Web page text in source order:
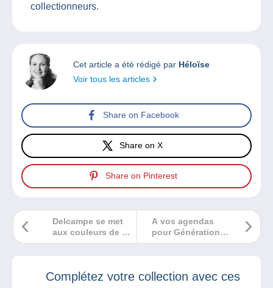
collectionneurs.
Cet article a été rédigé par Héloïse
Voir tous les articles
Share on Facebook
Share on X
Share on Pinterest
A vos agendas
pour Génération
Collection
Delcampe se met
aux couleurs de la
Saint-Valentin
Complétez votre collection avec ces